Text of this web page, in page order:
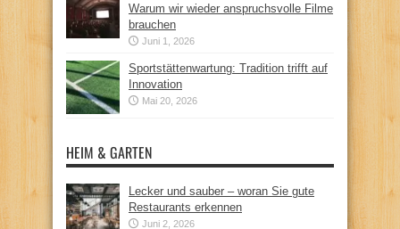
Warum wir wieder anspruchsvolle Filme
brauchen
Juni 1, 2026
Sportstättenwartung: Tradition trifft auf
Innovation
Mai 20, 2026
HEIM & GARTEN
Lecker und sauber – woran Sie gute
Restaurants erkennen
Juni 2, 2026